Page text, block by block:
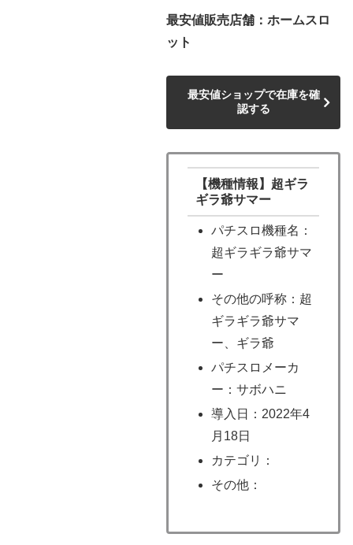
最安値販売店舗：ホームスロ
ット
最安値ショップで在庫を確
認する
【機種情報】超ギラ
ギラ爺サマー
パチスロ機種名：
超ギラギラ爺サマ
ー
その他の呼称：超
ギラギラ爺サマ
ー、ギラ爺
パチスロメーカ
ー：サボハニ
導入日：2022年4
月18日
カテゴリ：
その他：